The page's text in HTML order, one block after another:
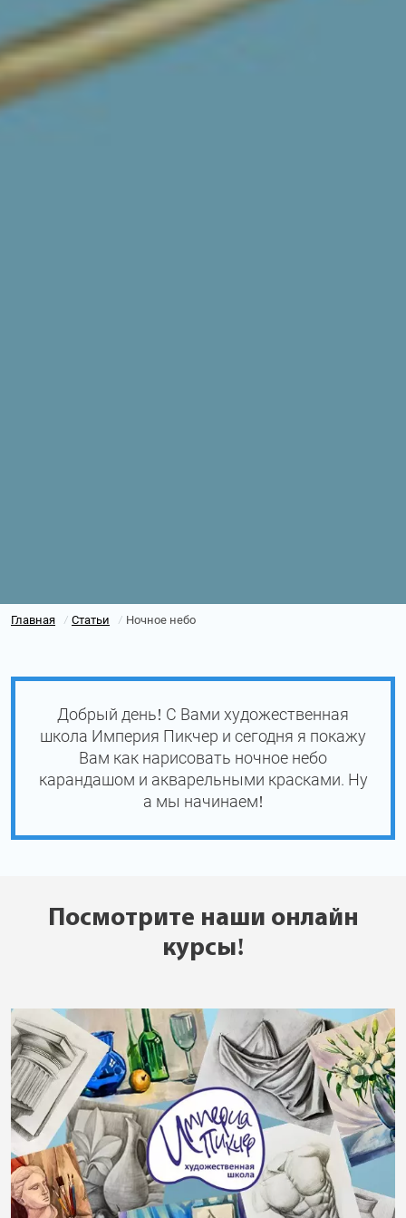
Главная / Статьи / Ночное небо
Добрый день! С Вами художественная
школа Империя Пикчер и сегодня я покажу
Вам как нарисовать ночное небо
карандашом и акварельными красками. Ну
а мы начинаем!
Посмотрите наши онлайн
курсы!